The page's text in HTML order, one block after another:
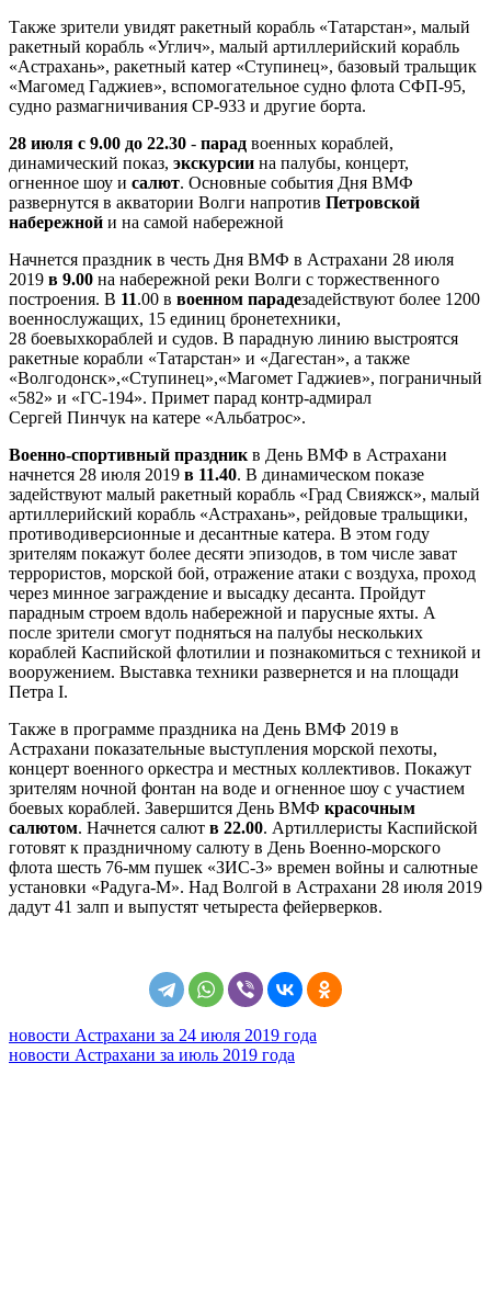
Также зрители увидят ракетный корабль «Татарстан», малый
ракетный корабль «Углич», малый артиллерийский корабль
«Астрахань», ракетный катер «Ступинец», базовый тральщик
«Магомед Гаджиев», вспомогательное судно флота СФП-95,
судно размагничивания СР-933 и другие борта.
28 июля с 9.00 до 22.30 - парад военных кораблей,
динамический показ, экскурсии на палубы, концерт,
огненное шоу и салют. Основные события Дня ВМФ
развернутся в акватории Волги напротив Петровской
набережной и на самой набережной
Начнется праздник в честь Дня ВМФ в Астрахани 28 июля
2019 в 9.00 на набережной реки Волги с торжественного
построения. В 11.00 в военном парадезадействуют более 1200
военнослужащих, 15 единиц бронетехники,
28 боевыхкораблей и судов. В парадную линию выстроятся
ракетные корабли «Татарстан» и «Дагестан», а также
«Волгодонск»,«Ступинец»,«Магомет Гаджиев», пограничный
«582» и «ГС-194». Примет парад контр-адмирал
Сергей Пинчук на катере «Альбатрос».
Военно-спортивный праздник в День ВМФ в Астрахани
начнется 28 июля 2019 в 11.40. В динамическом показе
задействуют малый ракетный корабль «Град Свияжск», малый
артиллерийский корабль «Астрахань», рейдовые тральщики,
противодиверсионные и десантные катера. В этом году
зрителям покажут более десяти эпизодов, в том числе зават
террористов, морской бой, отражение атаки с воздуха, проход
через минное заграждение и высадку десанта. Пройдут
парадным строем вдоль набережной и парусные яхты. А
после зрители смогут подняться на палубы нескольких
кораблей Каспийской флотилии и познакомиться с техникой и
вооружением. Выставка техники развернется и на площади
Петра I.
Также в программе праздника на День ВМФ 2019 в
Астрахани показательные выступления морской пехоты,
концерт военного оркестра и местных коллективов. Покажут
зрителям ночной фонтан на воде и огненное шоу с участием
боевых кораблей. Завершится День ВМФ красочным
салютом. Начнется салют в 22.00. Артиллеристы Каспийской
готовят к праздничному салюту в День Военно-морского
флота шесть 76-мм пушек «ЗИС-3» времен войны и салютные
установки «Радуга-М». Над Волгой в Астрахани 28 июля 2019
дадут 41 залп и выпустят четыреста фейерверков.
новости Астрахани за 24 июля 2019 года
новости Астрахани за июль 2019 года